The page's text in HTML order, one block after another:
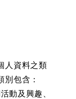
人資料之類
別包含：
動及興趣、